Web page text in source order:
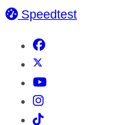
Speedtest